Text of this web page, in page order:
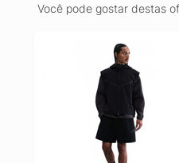
Você pode gostar destas